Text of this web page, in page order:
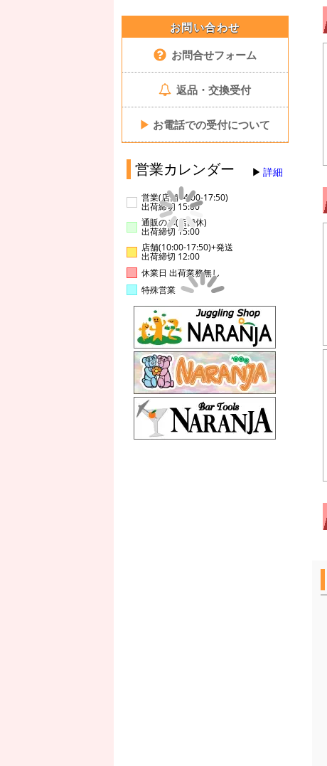
お問い合わせ
お問合せフォーム
返品・交換受付
▶ お電話での受付について
営業カレンダー 詳細
営業(店舗14:00-17:50)
出荷締切 15:00
通販のみ(店舗休)
出荷締切 15:00
店舗(10:00-17:50)+発送
出荷締切 12:00
休業日 出荷業務無し
特殊営業